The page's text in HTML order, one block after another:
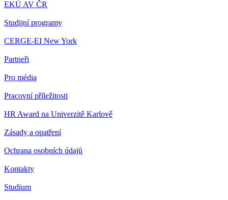
EKÚ AV ČR
Studijní programy
CERGE-EI New York
Partneři
Pro média
Pracovní příležitosti
HR Award na Univerzitě Karlově
Zásady a opatření
Ochrana osobních údajů
Kontakty
Studium